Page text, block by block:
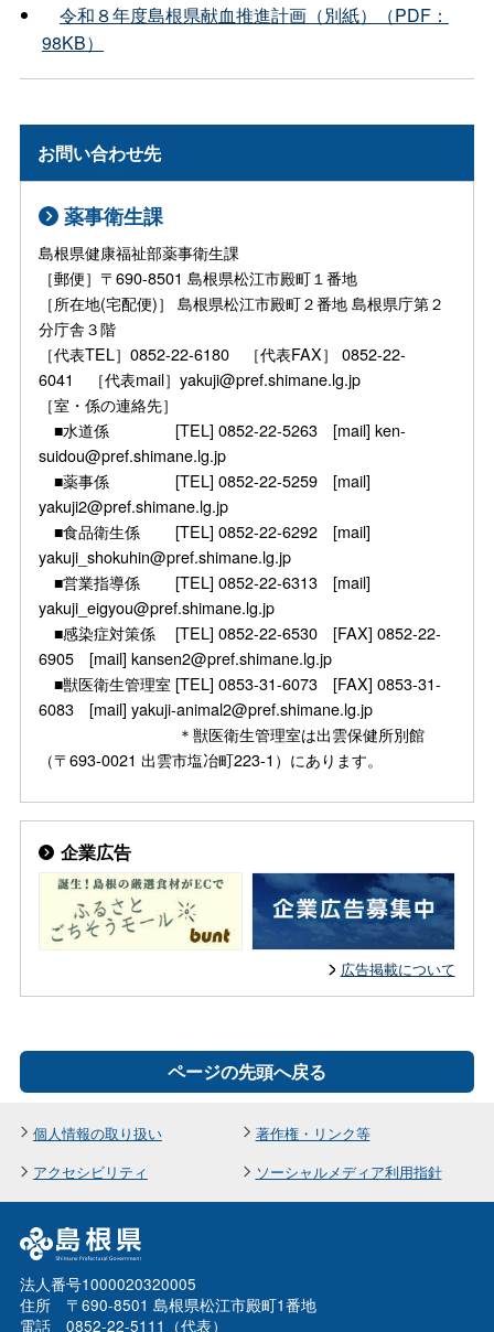
令和８年度島根県献血推進計画（別紙）（PDF：
98KB）
お問い合わせ先
薬事衛生課
島根県健康福祉部薬事衛生課
［郵便］〒690-8501 島根県松江市殿町１番地
［所在地(宅配便)］ 島根県松江市殿町２番地 島根県庁第２
分庁舎３階
［代表TEL］0852-22-6180 ［代表FAX］ 0852-22-
6041 ［代表mail］yakuji@pref.shimane.lg.jp
［室・係の連絡先］
■水道係 [TEL] 0852-22-5263 [mail] ken-
suidou@pref.shimane.lg.jp
■薬事係 [TEL] 0852-22-5259 [mail]
yakuji2@pref.shimane.lg.jp
■食品衛生係 [TEL] 0852-22-6292 [mail]
yakuji_shokuhin@pref.shimane.lg.jp
■営業指導係 [TEL] 0852-22-6313 [mail]
yakuji_eigyou@pref.shimane.lg.jp
■感染症対策係 [TEL] 0852-22-6530 [FAX] 0852-22-
6905 [mail] kansen2@pref.shimane.lg.jp
■獣医衛生管理室 [TEL] 0853-31-6073 [FAX] 0853-31-
6083 [mail] yakuji-animal2@pref.shimane.lg.jp
＊獣医衛生管理室は出雲保健所別館
（〒693-0021 出雲市塩冶町223-1）にあります。
企業広告
広告掲載について
ページの先頭へ戻る
個人情報の取り扱い
著作権・リンク等
アクセシビリティ
ソーシャルメディア利用指針
法人番号1000020320005
住所 〒690-8501 島根県松江市殿町1番地
電話 0852-22-5111（代表）